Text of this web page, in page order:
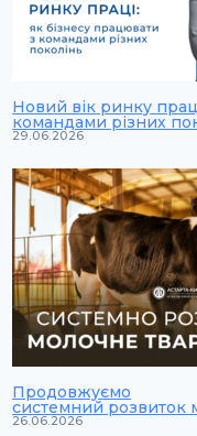
Новий вік ринку
командами різних
29.06.2026
Продовжуємо
системний розвиток
26.06.2026